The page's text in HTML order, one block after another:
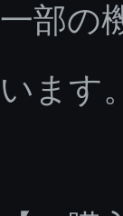
一部の
います。